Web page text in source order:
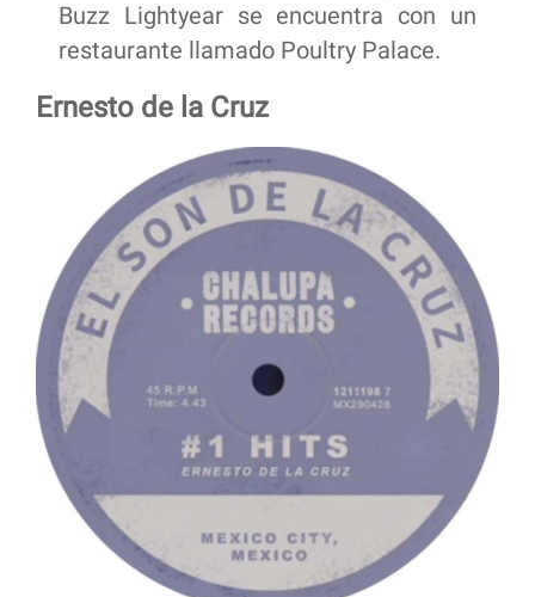
Buzz Lightyear se encuentra con un
restaurante llamado Poultry Palace.
Ernesto de la Cruz